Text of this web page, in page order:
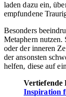
laden dazu ein,
empfundene
Besonders
Metaphern nutzen.
oder der inneren
der ansonsten
helfen, diese auf
Vertiefende
Inspiration